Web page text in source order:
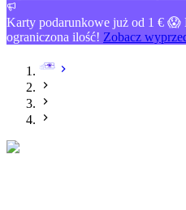
Karty podarunkowe już od 1 € 😱
ograniczona ilość! Zobacz